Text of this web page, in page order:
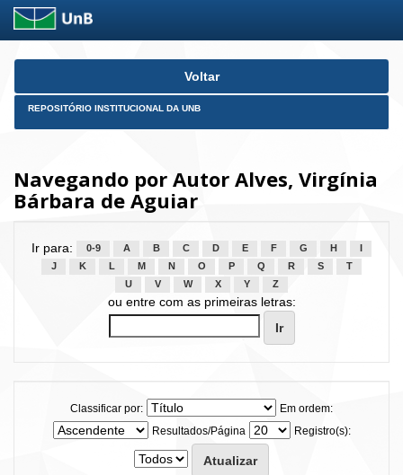
Skip
Voltar
REPOSITÓRIO INSTITUCIONAL DA UNB
Navegando por Autor Alves, Virgínia
Bárbara de Aguiar
Ir para: 0-9 A B C D E F G H
J
K L M N O P Q R S
T
U
V W X Y Z
ou entre com as primeiras letras:
Classificar por:
Em ordem:
Resultados/Página
Registro(s):